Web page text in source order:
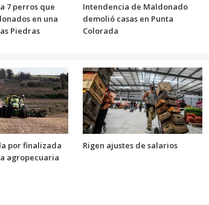
7 perros que
en una
Piedras
Intendencia de Maldonado
demolió casas en Punta
Colorada
por finalizada
agropecuaria
Rigen ajustes de salarios